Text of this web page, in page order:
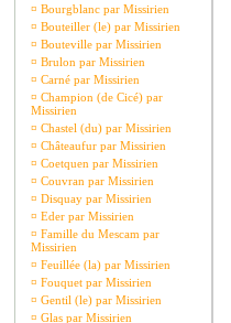
¤ Bourgblanc par Missirien
¤ Bouteiller (le) par Missirien
¤ Bouteville par Missirien
¤ Brulon par Missirien
¤ Carné par Missirien
¤ Champion (de Cicé) par
Missirien
¤ Chastel (du) par Missirien
¤ Châteaufur par Missirien
¤ Coetquen par Missirien
¤ Couvran par Missirien
¤ Disquay par Missirien
¤ Eder par Missirien
¤ Famille du Mescam par
Missirien
¤ Feuillée (la) par Missirien
¤ Fouquet par Missirien
¤ Gentil (le) par Missirien
¤ Glas par Missirien